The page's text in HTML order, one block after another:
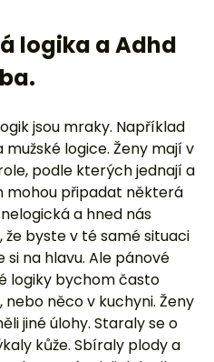
logika a Adhd
jsou mraky. Například
logice. Ženy mají v
podle kterých jednají a
mohou připadat některá
a hned nás
že byste v té samé situaci
si na hlavu. Ale pánové
logiky bychom často
nebo něco v kuchyni. Ženy
jiné úlohy. Staraly se o
kůže. Sbíraly plody a